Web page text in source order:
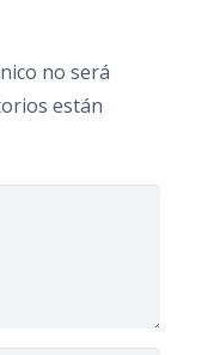
no será
están